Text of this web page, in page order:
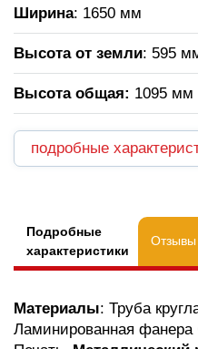
Ширина: 1650 мм
Высота от земли: 595
Высота общая: 1095 мм
подробные
Подробные
характеристики
Отзывы
Материалы: Труба
Ламинированная